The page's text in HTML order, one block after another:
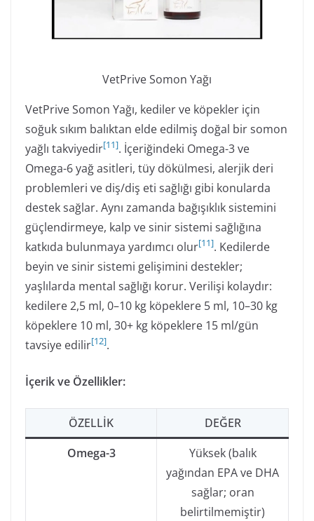
VetPrive Somon Yağı
VetPrive Somon Yağı, kediler ve köpekler için
soğuk sıkım balıktan elde edilmiş doğal bir somon
yağlı takviyedir[11]. İçeriğindeki Omega-3 ve
Omega-6 yağ asitleri, tüy dökülmesi, alerjik deri
problemleri ve diş/diş eti sağlığı gibi konularda
destek sağlar. Aynı zamanda bağışıklık sistemini
güçlendirmeye, kalp ve sinir sistemi sağlığına
katkıda bulunmaya yardımcı olur[11]. Kedilerde
beyin ve sinir sistemi gelişimini destekler;
yaşlılarda mental sağlığı korur. Verilişi kolaydır:
kedilere 2,5 ml, 0–10 kg köpeklere 5 ml, 10–30 kg
köpeklere 10 ml, 30+ kg köpeklere 15 ml/gün
tavsiye edilir[12].
İçerik ve Özellikler:
ÖZELLIK
DEĞER
Omega-3
Yüksek (balık
yağından EPA ve DHA
sağlar; oran
belirtilmemiştir)